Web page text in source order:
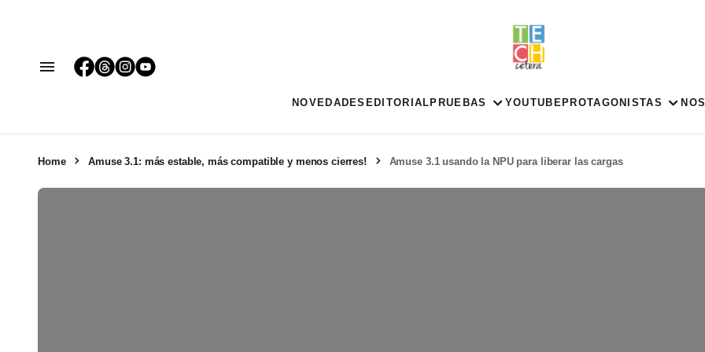
NOVEDADES EDITORIAL PRUEBAS YOUTUBE PROTAGONISTAS
Home Amuse 3.1: más estable, más compatible y menos cierres! Amuse 3.1 usando la NPU para liberar las cargas